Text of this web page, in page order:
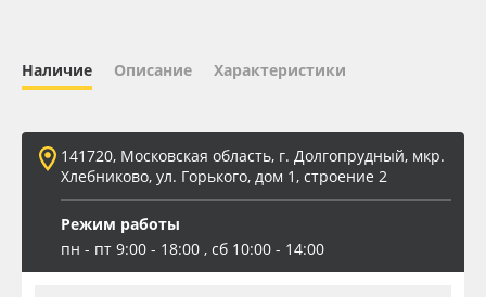
Баннер
Заготовки для сувениров
Наличие Описание Характеристики
141720, Московская область, г. Долгопрудный, мкр.
Хлебниково, ул. Горького, дом 1, строение 2
Режим работы
пн - пт 9:00 - 18:00 , сб 10:00 - 14:00